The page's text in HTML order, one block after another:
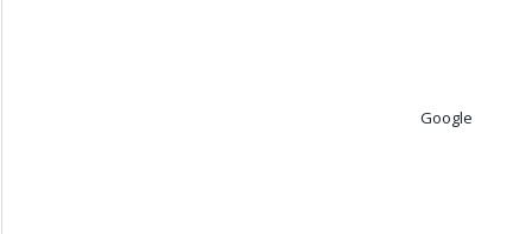
Google